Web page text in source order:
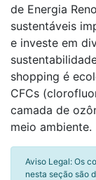
de Energia
sustentáveis
e investe em
shopping é
CFCs
camada de
meio ambiente.
Aviso Legal: Os
nesta seção são